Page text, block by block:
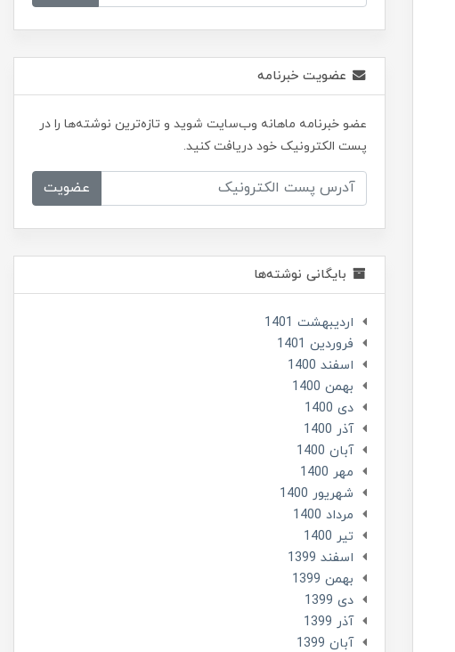
عضویت خبرنامه
عضو خبرنامه ماهانه وب‌سایت شوید و تازه‌ترین نوشته‌ها را در
پست الکترونیک خود دریافت کنید.
عضویت
بایگانی نوشته‌ها
ارديبهشت 1401
فروردین 1401
اسفند 1400
بهمن 1400
دی 1400
آذر 1400
آبان 1400
مهر 1400
شهریور 1400
مرداد 1400
تير 1400
اسفند 1399
بهمن 1399
دی 1399
آذر 1399
آبان 1399